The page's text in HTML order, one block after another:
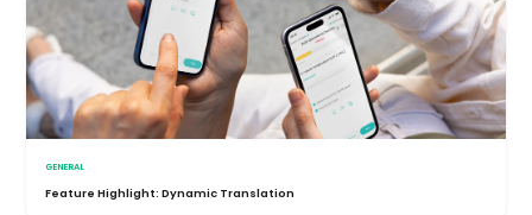
GENERAL
Feature Highlight: Dynamic Translation